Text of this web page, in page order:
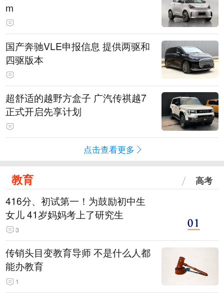
m
国产奔驰VLE申报信息 提供两驱和
四驱版本
超舒适的越野方盒子 广汽传祺越7
正式开启先享计划
点击查看更多
教育 高考
416分、初试第一！为鼓励初中生
女儿 41岁妈妈考上了研究生
3
传销头目变教育导师 不是什么人都
能办教育
1